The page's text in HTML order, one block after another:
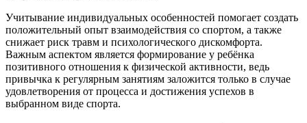
Учитывание индивидуальных особенностей помогает создать
положительный опыт взаимодействия со спортом, а также
снижает риск травм и психологического дискомфорта.
Важным аспектом является формирование у ребёнка
позитивного отношения к физической активности, ведь
привычка к регулярным занятиям заложится только в случае
удовлетворения от процесса и достижения успехов в
выбранном виде спорта.